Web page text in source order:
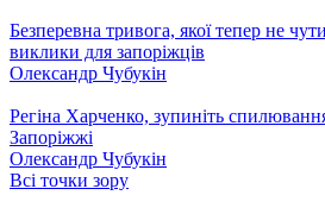
Безперевна тривога, якої тепер не
виклики для запоріжців
Олександр Чубукін
Регіна Харченко, зупиніть
Запоріжжі
Олександр Чубукін
Всі точки зору